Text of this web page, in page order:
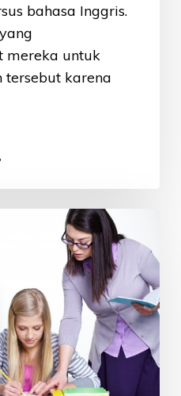
bahasa Inggris.
mereka untuk
karena